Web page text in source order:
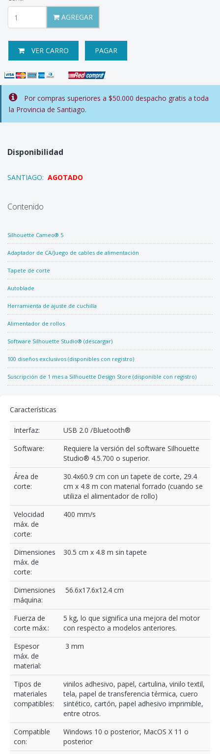
AGREGAR
VER CARRO PAGAR
Por compras superiores a $50.000 despacho gratis a toda
la Provincia de Santiago.
Disponibilidad
SANTIAGO: AGOTADO
Contenido
Silhouette Cameo® 5
Adaptador de CA/Juego de cables de alimentación
Tapete de corte
Autoblade
Herramienta de ajuste de cuchilla
Alimentador de rollos
Software Silhouette Studio® (descargar)
100 diseños exclusivos (disponibles con registro)
Suscripción de 1 mes a Silhouette Design Store (disponible con registro)
Características
Interfaz:
USB 2.0 /Bluetooth®
Software:
Requiere la versión del software Silhouette
Studio® 4.5.700 o superior.
Área de
corte:
30.4x60.9 cm con un tapete de corte, 29.4
cm x 4.8 m con material forrado (cuando se
utiliza el alimentador de rollo)
Velocidad
máx. de
corte:
400 mm/s
Dimensiones
máx. de
corte:
30.5 cm x 4.8 m sin tapete
Dimensiones
máquina:
56.6x17.6x12.4 cm
Fuerza de
corte máx.:
5 kg, lo que significa una mejora del motor
con respecto a modelos anteriores.
Espesor
máx. de
material:
3 mm
Tipos de
materiales
compatibles:
vinilos adhesivo, papel, cartulina, vinilo textil,
tela, papel de transferencia térmica, cuero
sintético, cartón, papel adhesivo imprimible,
entre otros.
Compatible
con:
Windows 10 o posterior, MacOS X 11 o
posterior